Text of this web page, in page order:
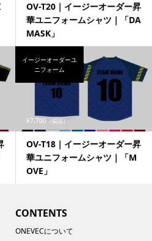
OV-T20｜イージーオーダー昇
華ユニフォームシャツ｜「DA
MASK」
¥7,700 （税込）
OV-T18｜イージーオーダー昇
華ユニフォームシャツ｜「M
OVE」
イージーオーダーユ
ニフォーム
CONTENTS
ONEVECについて